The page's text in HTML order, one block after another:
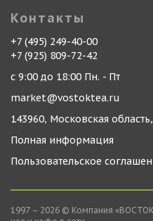
Контакты
+7 (495) 249-40-00
+7 (925) 809-72-42
с 9:00 до 18:00 Пн. - Пт
market@vostoktea.ru
143960, Московская
Полная информация
Пользовательское
1997 – 2026 © Компания